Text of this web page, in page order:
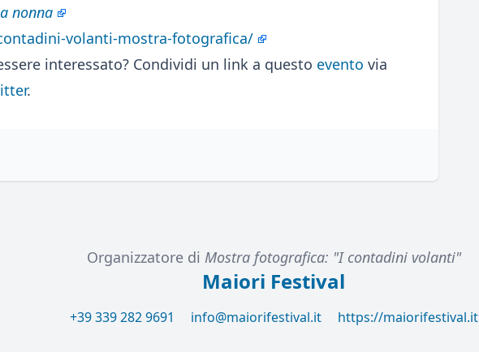
nonna
volanti-mostra-fotografica/
interessato? Condividi un link a questo evento via
.
Organizzatore di Mostra fotografica: "I contadini volanti"
Maiori Festival
+39 339 282 9691 info@maiorifestival.it https://maiorifestival.it